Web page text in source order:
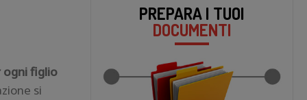
ogni figlio
si
PREPARA I TUOI
DOCUMENTI